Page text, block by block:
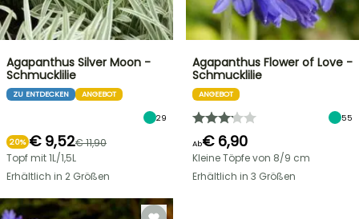
Agapanthus Silver Moon -
Schmucklilie
ZU ENTDECKEN ANGEBOT
29
20% € 9,52€ 11,90
Topf mit 1L/1,5L
Erhältlich in 2 Größen
Agapanthus Flower of Love -
Schmucklilie
ANGEBOT
55
Ab€ 6,90
Kleine Töpfe von 8/9 cm
Erhältlich in 3 Größen